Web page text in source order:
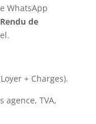
WhatsApp
de
+ Charges).
agence, TVA,